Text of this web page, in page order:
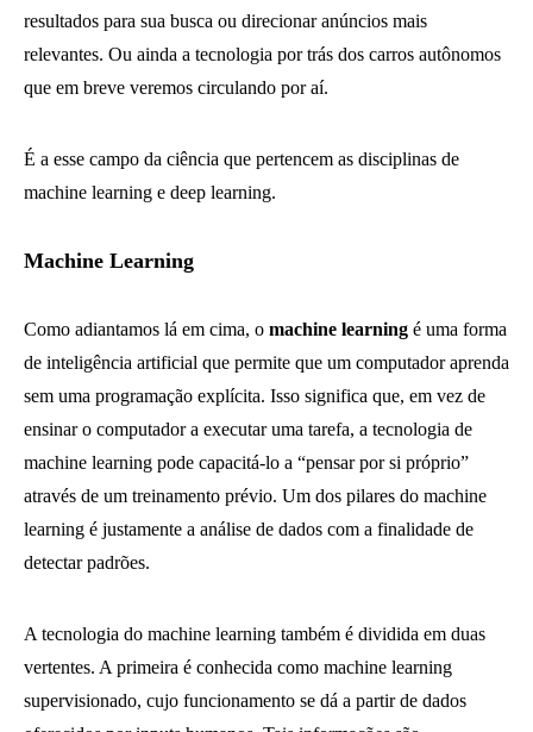
resultados para sua busca ou direcionar anúncios mais
relevantes. Ou ainda a tecnologia por trás dos carros autônomos
que em breve veremos circulando por aí.
É a esse campo da ciência que pertencem as disciplinas de
machine learning e deep learning.
Machine Learning
Como adiantamos lá em cima, o machine learning é uma forma
de inteligência artificial que permite que um computador aprenda
sem uma programação explícita. Isso significa que, em vez de
ensinar o computador a executar uma tarefa, a tecnologia de
machine learning pode capacitá-lo a “pensar por si próprio”
através de um treinamento prévio. Um dos pilares do machine
learning é justamente a análise de dados com a finalidade de
detectar padrões.
A tecnologia do machine learning também é dividida em duas
vertentes. A primeira é conhecida como machine learning
supervisionado, cujo funcionamento se dá a partir de dados